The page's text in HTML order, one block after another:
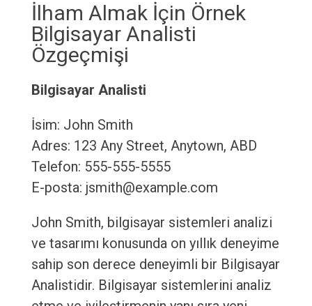
İlham Almak İçin Örnek
Bilgisayar Analisti
Özgeçmişi
Bilgisayar Analisti
İsim: John Smith
Adres: 123 Any Street, Anytown, ABD
Telefon: 555-555-5555
E-posta: jsmith@example.com
John Smith, bilgisayar sistemleri analizi
ve tasarımı konusunda on yıllık deneyime
sahip son derece deneyimli bir Bilgisayar
Analistidir. Bilgisayar sistemlerini analiz